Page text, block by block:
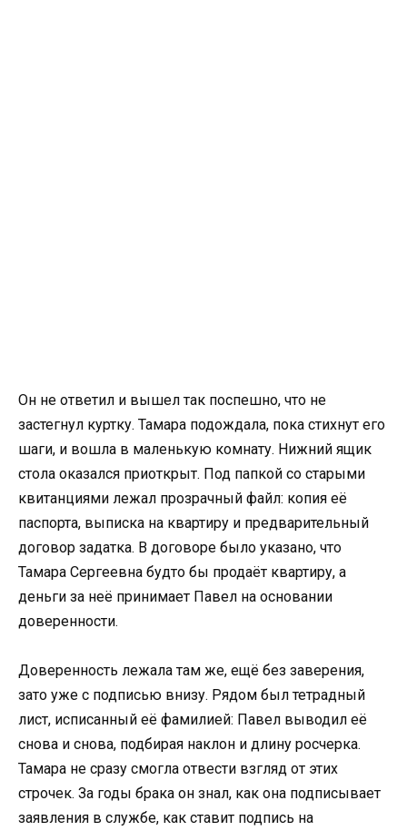
Он не ответил и вышел так поспешно, что не
застегнул куртку. Тамара подождала, пока стихнут его
шаги, и вошла в маленькую комнату. Нижний ящик
стола оказался приоткрыт. Под папкой со старыми
квитанциями лежал прозрачный файл: копия её
паспорта, выписка на квартиру и предварительный
договор задатка. В договоре было указано, что
Тамара Сергеевна будто бы продаёт квартиру, а
деньги за неё принимает Павел на основании
доверенности.
Доверенность лежала там же, ещё без заверения,
зато уже с подписью внизу. Рядом был тетрадный
лист, исписанный её фамилией: Павел выводил её
снова и снова, подбирая наклон и длину росчерка.
Тамара не сразу смогла отвести взгляд от этих
строчек. За годы брака он знал, как она подписывает
заявления в службе, как ставит подпись на